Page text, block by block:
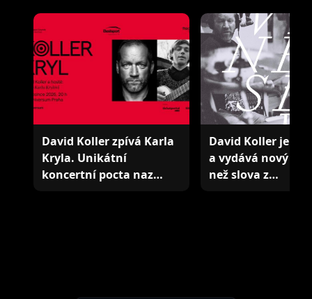
David Koller zpívá Karla
Kryla. Unikátní
koncertní pocta naz…
David Koller je na
a vydává nový
než slova z…